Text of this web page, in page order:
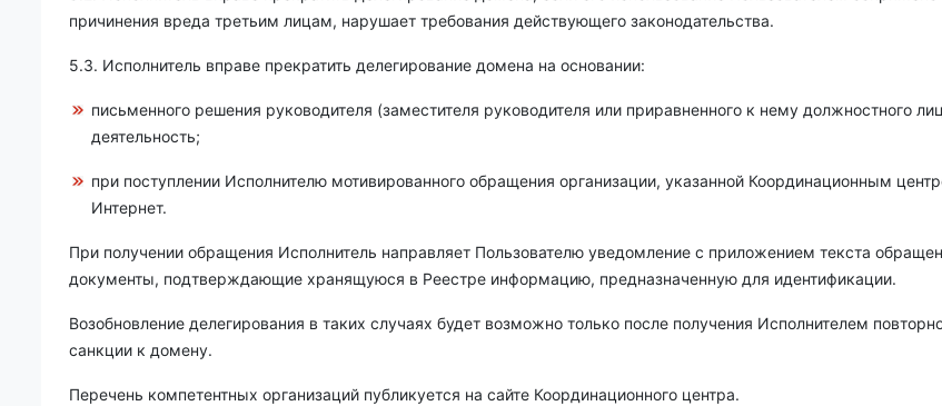
причинения вреда третьим лицам, нарушает требования действующего законодательства.
5.3. Исполнитель вправе прекратить делегирование домена на основании:
письменного решения руководителя (заместителя руководителя или приравненного к нему должностного
деятельность;
при поступлении Исполнителю мотивированного обращения организации, указанной Координационным
Интернет.
При получении обращения Исполнитель направляет Пользователю уведомление с приложением текста
документы, подтверждающие хранящуюся в Реестре информацию, предназначенную для идентификации.
Возобновление делегирования в таких случаях будет возможно только после получения Исполнителем
санкции к домену.
Перечень компетентных организаций публикуется на сайте Координационного центра.